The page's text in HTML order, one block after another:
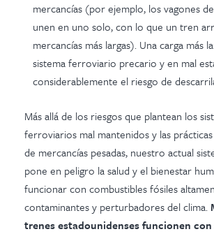
mercancías (por ejemplo, los vagones
unen en uno solo, con lo que un tren
mercancías más largas). Una carga más
sistema ferroviario precario y en mal
considerablemente el riesgo de
Más allá de los riesgos que plantean los
ferroviarios mal mantenidos y las
de mercancías pesadas, nuestro actual
pone en peligro la salud y el bienestar
funcionar con combustibles fósiles
contaminantes y perturbadores del clima.
trenes estadounidenses funcionen